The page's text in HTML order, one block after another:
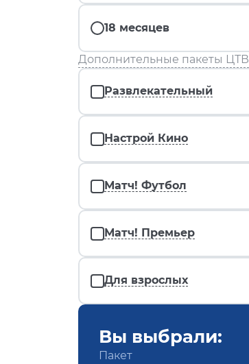
18 месяцев
Дополнительные пакеты ЦТВ
Развлекательный
Настрой Кино
Матч! Футбол
Матч! Премьер
Для взрослых
Вы выбрали:
Пакет